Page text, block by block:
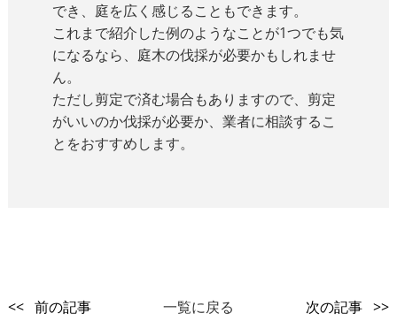
でき、庭を広く感じることもできます。
これまで紹介した例のようなことが1つでも気
になるなら、庭木の伐採が必要かもしれませ
ん。
ただし剪定で済む場合もありますので、剪定
がいいのか伐採が必要か、業者に相談するこ
とをおすすめします。
<< 前の記事 一覧に戻る 次の記事 >>